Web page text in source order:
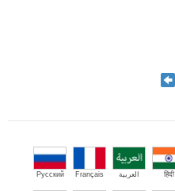
हिंदी العربية Français
Русский